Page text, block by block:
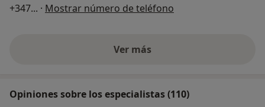
+347... · Mostrar número de teléfono
Ver más
Opiniones sobre los especialistas (110)